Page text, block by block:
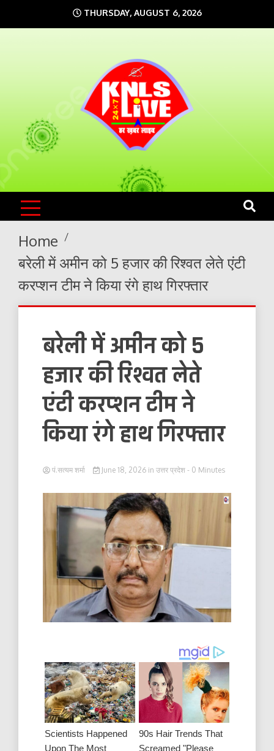
to
THURSDAY, AUGUST 6, 2026
KNLS LIVE
India`s No.1 News Portal
Home
बरेली में अमीन को 5 हजार की रिश्वत लेते एंटी
करप्शन टीम ने किया रंगे हाथ गिरफ्तार
बरेली में अमीन को 5
हजार की रिश्वत लेते
एंटी करप्शन टीम ने
किया रंगे हाथ गिरफ्तार
पं.सत्यम शर्मा June 18, 2026 in उत्तर प्रदेश - 0 Minutes